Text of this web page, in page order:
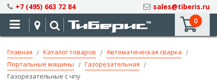
Skip
to
Content
+7 (495) 663 72 84
sales@tiberis.ru
0
Главная Каталог товаров
Автоматическая сварка
Портальные машины
Газорезательная
Газорезательные с чпу